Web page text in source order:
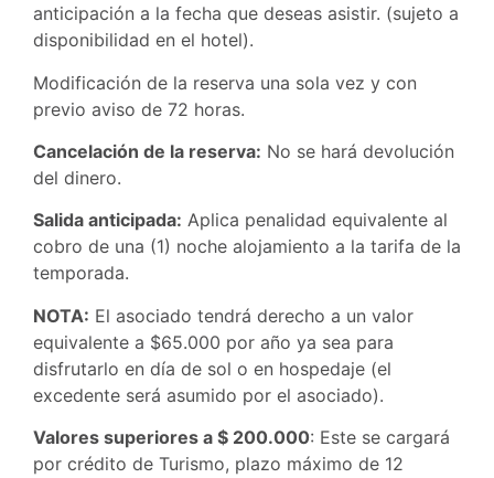
anticipación a la fecha que deseas asistir. (sujeto a
disponibilidad en el hotel).
Modificación de la reserva una sola vez y con
previo aviso de 72 horas.
Cancelación de la reserva: No se hará devolución
del dinero.
Salida anticipada: Aplica penalidad equivalente al
cobro de una (1) noche alojamiento a la tarifa de la
temporada.
NOTA: El asociado tendrá derecho a un valor
equivalente a $65.000 por año ya sea para
disfrutarlo en día de sol o en hospedaje (el
excedente será asumido por el asociado).
Valores superiores a $ 200.000: Este se cargará
por crédito de Turismo, plazo máximo de 12